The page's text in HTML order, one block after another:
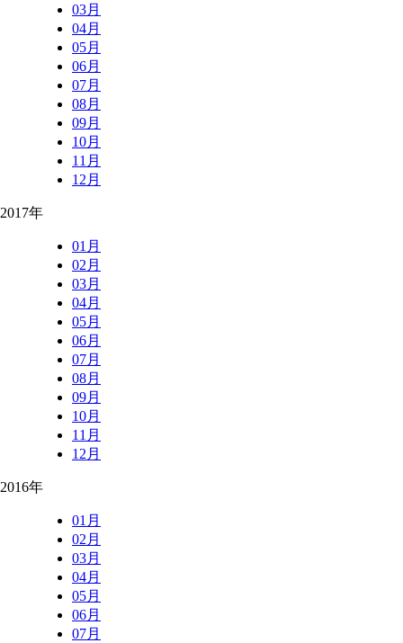
03月
04月
05月
06月
07月
08月
09月
10月
11月
12月
2017年
01月
02月
03月
04月
05月
06月
07月
08月
09月
10月
11月
12月
2016年
01月
02月
03月
04月
05月
06月
07月